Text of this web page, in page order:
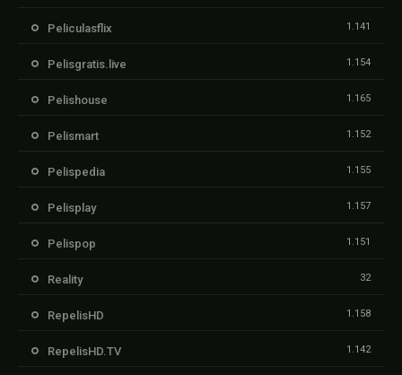
Peliculasflix 1.141
Pelisgratis.live 1.154
Pelishouse 1.165
Pelismart 1.152
Pelispedia 1.155
Pelisplay 1.157
Pelispop 1.151
Reality 32
RepelisHD 1.158
RepelisHD.TV 1.142